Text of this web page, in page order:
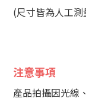
(尺寸皆為人工
注意事項
產品拍攝因光線